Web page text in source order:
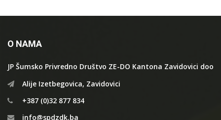
O NAMA
JP Šumsko Privredno Društvo ZE-DO Kantona Zavidovici doo
Alije Izetbegovica, Zavidovici
+387 (0)32 877 834
info@spdzdk.ba